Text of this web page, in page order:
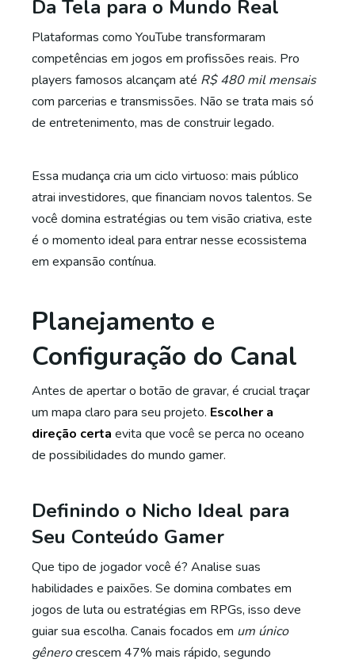
Da Tela para o Mundo Real
Plataformas como YouTube transformaram
competências em jogos em profissões reais. Pro
players famosos alcançam até R$ 480 mil mensais
com parcerias e transmissões. Não se trata mais só
de entretenimento, mas de construir legado.
Essa mudança cria um ciclo virtuoso: mais público
atrai investidores, que financiam novos talentos. Se
você domina estratégias ou tem visão criativa, este
é o momento ideal para entrar nesse ecossistema
em expansão contínua.
Planejamento e
Configuração do Canal
Antes de apertar o botão de gravar, é crucial traçar
um mapa claro para seu projeto. Escolher a
direção certa evita que você se perca no oceano
de possibilidades do mundo gamer.
Definindo o Nicho Ideal para
Seu Conteúdo Gamer
Que tipo de jogador você é? Analise suas
habilidades e paixões. Se domina combates em
jogos de luta ou estratégias em RPGs, isso deve
guiar sua escolha. Canais focados em um único
gênerocrescem 47% mais rápido, segundo